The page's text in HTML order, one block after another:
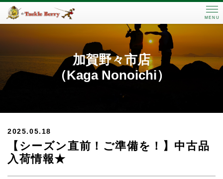
MENU
加賀野々市店
（Kaga Nonoichi）
2025.05.18
【シーズン直前！ご準備を！】中古品
入荷情報★